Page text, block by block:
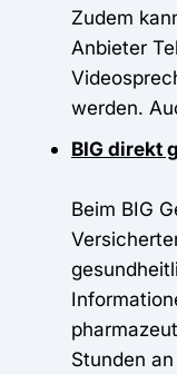
Zudem
Anbieter
werden.
BIG direkt
Beim BIG
Stunden